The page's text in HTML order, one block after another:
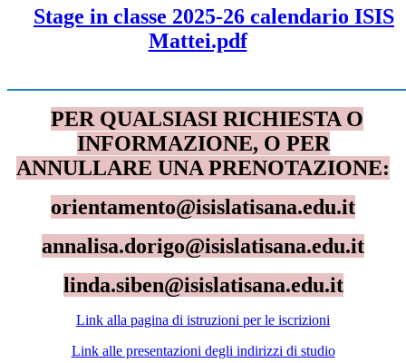
Stage in classe 2025-26 calendario ISIS
Mattei.pdf
PER QUALSIASI RICHIESTA O
INFORMAZIONE, O PER
ANNULLARE UNA PRENOTAZIONE:
orientamento@isislatisana.edu.it
annalisa.dorigo@isislatisana.edu.it
linda.siben@isislatisana.edu.it
Link alla pagina di istruzioni per le iscrizioni
Link alle presentazioni degli indirizzi di studio